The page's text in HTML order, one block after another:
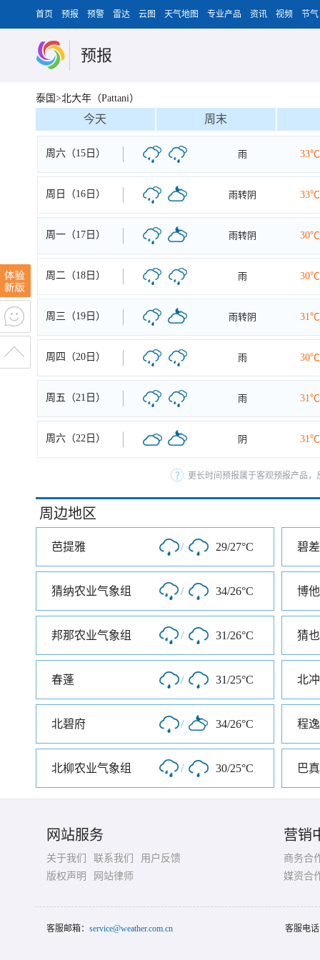
首页 预报 预警 雷达 云图 天气地图 专业产品 资讯 视频 节气
预报
泰国>北大年（Pattani）
今天 周末
周六（15日） 雨 33℃
周日（16日） 雨转阴 33℃
周一（17日） 雨转阴 30℃
周二（18日） 雨 30℃
周三（19日） 雨转阴 31℃
周四（20日） 雨 30℃
周五（21日） 雨 31℃
周六（22日） 阴 31℃
更长时间预报属于客观预报产品
周边地区
芭提雅 / 29/27°C 碧
猜纳农业气象组 / 34/26°C 博
邦那农业气象组 / 31/26°C 猜
春蓬 / 31/25°C 北
北碧府 / 34/26°C 程逸
北柳农业气象组 / 30/25°C 巴
网站服务
关于我们 联系我们
用户反馈
版权声明
网站律师
营销
商务合
媒资合
客服邮箱： service@weather.com.cn 客服电